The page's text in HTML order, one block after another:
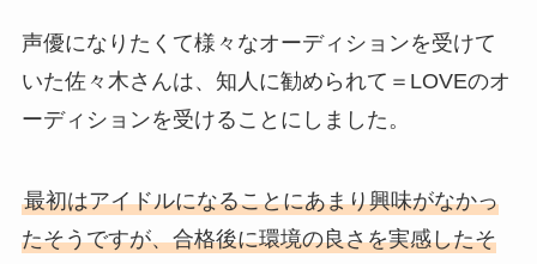
声優になりたくて様々なオーディションを受けて
いた佐々木さんは、知人に勧められて＝LOVEのオ
ーディションを受けることにしました。
最初はアイドルになることにあまり興味がなかっ
たそうですが、合格後に環境の良さを実感したそ